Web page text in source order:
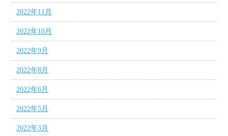
2022年11月
2022年10月
2022年9月
2022年8月
2022年6月
2022年5月
2022年3月